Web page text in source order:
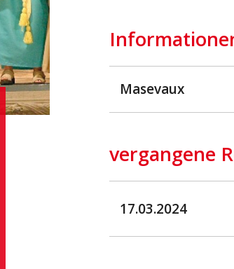
Masevaux
vergangene
17.03.2024